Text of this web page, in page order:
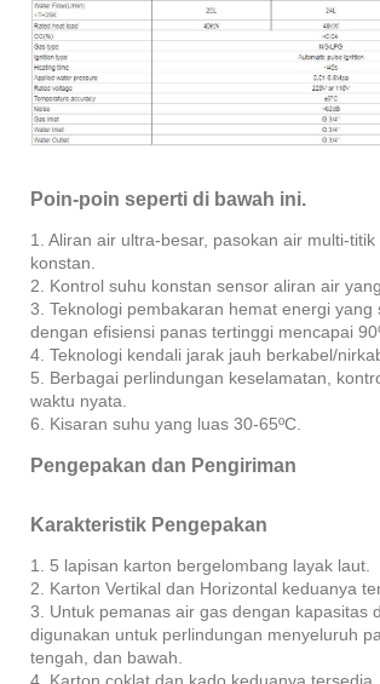
Poin-poin seperti di bawah ini.
1. Aliran air ultra-besar, pasokan air multi-
konstan.
2. Kontrol suhu konstan sensor aliran air
3. Teknologi pembakaran hemat energi yang
dengan efisiensi panas tertinggi mencapai
4. Teknologi kendali jarak jauh berkabel/
5. Berbagai perlindungan keselamatan,
waktu nyata.
6. Kisaran suhu yang luas 30-65ºC.
Pengepakan dan Pengiriman
Karakteristik Pengepakan
1. 5 lapisan karton bergelombang layak laut.
2. Karton Vertikal dan Horizontal keduanya
3. Untuk pemanas air gas dengan kapasitas
digunakan untuk perlindungan menyeluruh
tengah, dan bawah.